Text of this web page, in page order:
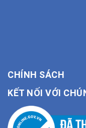
CHÍNH SÁCH
KẾT NỐI VỚI